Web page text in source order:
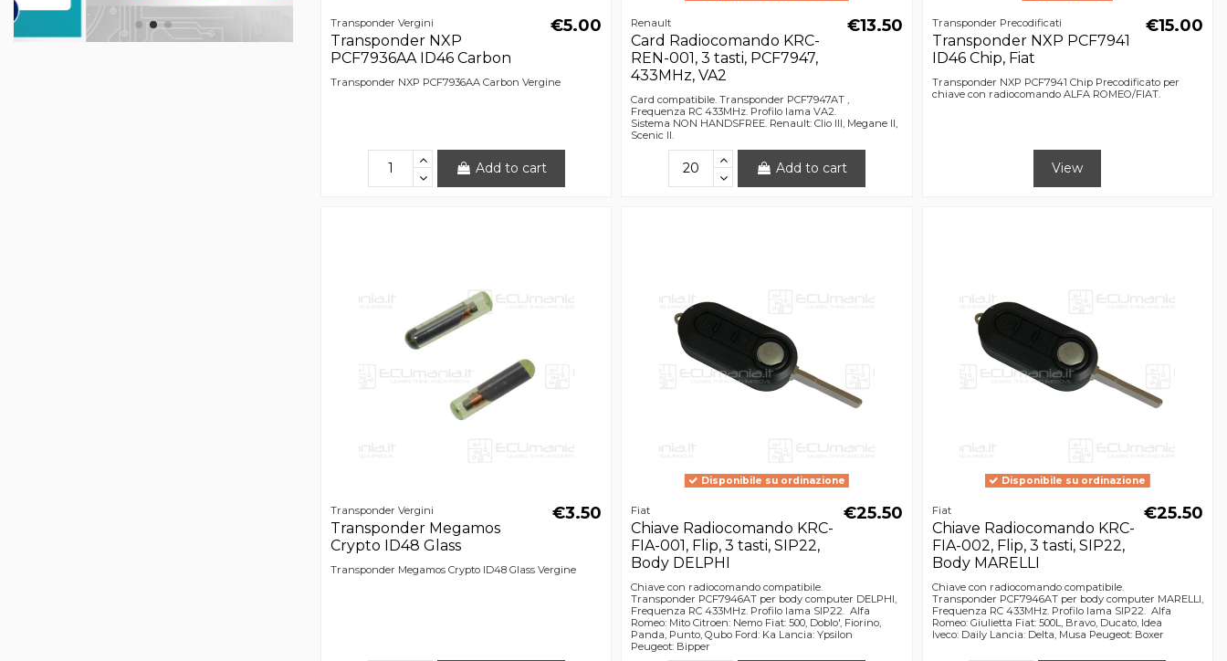
Transponder Vergini
Transponder NXP
PCF7936AA ID46 Carbon
€5.00
Transponder NXP PCF7936AA Carbon Vergine
Add to cart
Renault
Card Radiocomando KRC-
REN-001, 3 tasti, PCF7947,
433MHz, VA2
€13.50
Card compatibile. Transponder PCF7947AT ,
Frequenza RC 433MHz. Profilo lama VA2.
Sistema NON HANDSFREE. Renault: Clio III, Megane II,
Scenic II.
Add to cart
Transponder Precodificati
Transponder NXP PCF7941
ID46 Chip, Fiat
€15.00
Transponder NXP PCF7941 Chip Precodificato per
chiave con radiocomando ALFA ROMEO/FIAT.
View
Transponder Vergini
Transponder Megamos
Crypto ID48 Glass
€3.50
Transponder Megamos Crypto ID48 Glass Vergine
Disponibile su ordinazione
Fiat
Chiave Radiocomando KRC-
FIA-001, Flip, 3 tasti, SIP22,
Body DELPHI
€25.50
Chiave con radiocomando compatibile.
Transponder PCF7946AT per body computer DELPHI,
Frequenza RC 433MHz. Profilo lama SIP22. Alfa
Romeo: Mito Citroen: Nemo Fiat: 500, Doblo', Fiorino,
Panda, Punto, Qubo Ford: Ka Lancia: Ypsilon
Peugeot: Bipper
Disponibile su ordinazione
Fiat
Chiave Radiocomando KRC-
FIA-002, Flip, 3 tasti, SIP22,
Body MARELLI
€25.50
Chiave con radiocomando compatibile.
Transponder PCF7946AT per body computer MARELLI,
Frequenza RC 433MHz. Profilo lama SIP22. Alfa
Romeo: Giulietta Fiat: 500L, Bravo, Ducato, Idea
Iveco: Daily Lancia: Delta, Musa Peugeot: Boxer